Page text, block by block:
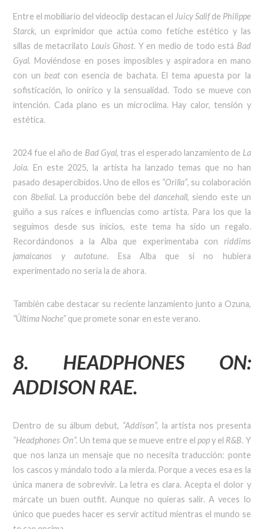
Entre el mobiliario del videoclip destacan el Juicy Salifde Philippe
Starck, un exprimidor que actúa como fetiche estético y las
sillas de metacrilato Louis Ghost. Y en medio de todo está Bad
Gyal. Moviéndose en poses imposibles y aspiradora en mano
con un beat con esencia de bachata. El tema apuesta por la
sofisticación, lo onírico y la sensualidad. Todo se mueve con
intención. Cada plano es un microclima. Hay calor, tensión y
estética.
2024 fue el año de Bad Gyal,tras el esperado lanzamiento de La
Joia. En este 2025, la artista ha lanzado temas que no han
pasado desapercibidos. Uno de ellos es “Orilla”, su colaboración
con 8belial. La producción bebe del dancehall, siendo este un
guiño a sus raíces e influencias como artista. Para los que la
seguimos desde sus inicios, este tema ha sido un regalo.
Recordándonos a la Alba que experimentaba con riddims
jamaicanos y autotune. Esa Alba que si no hubiera
experimentado no sería la de ahora.
También cabe destacar su reciente lanzamiento junto a Ozuna,
“Última Noche” que promete sonar en este verano.
8. HEADPHONES ON:
ADDISON RAE.
Dentro de su álbum debut, “Addison”, la artista nos presenta
“Headphones On”. Un tema que se mueve entre el popy el R&B. Y
que nos lanza un mensaje que no necesita traducción: ponte
los cascos y mándalo todo a la mierda. Porque a veces esa es la
única manera de sobrevivir. La letra es clara. Acepta el dolor y
márcate un buen outfit. Aunque no quieras salir. A veces lo
único que puedes hacer es servir actitud mientras el mundo se